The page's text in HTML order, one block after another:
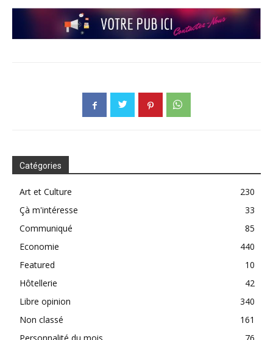
Catégories
Art et Culture
230
Çà m'intéresse
33
Communiqué
85
Economie
440
Featured
10
Hôtellerie
42
Libre opinion
340
Non classé
161